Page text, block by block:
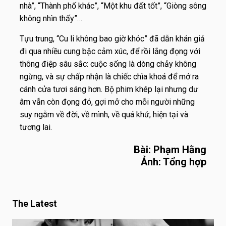
nhà”, “Thành phố khác”, “Một khu đất tốt”, “Giòng sông
không nhìn thấy”…
Tựu trung, “Cu li không bao giờ khóc” đã dẫn khán giả
đi qua nhiều cung bậc cảm xúc, để rồi lắng đọng với
thông điệp sâu sắc: cuộc sống là dòng chảy không
ngừng, và sự chấp nhận là chiếc chìa khoá để mở ra
cánh cửa tươi sáng hơn. Bộ phim khép lại nhưng dư
âm vẫn còn đọng đó, gợi mở cho mỗi người những
suy ngẫm về đời, về mình, về quá khứ, hiện tại và
tương lai.
Bài: Phạm Hằng
Ảnh: Tổng hợp
The Latest